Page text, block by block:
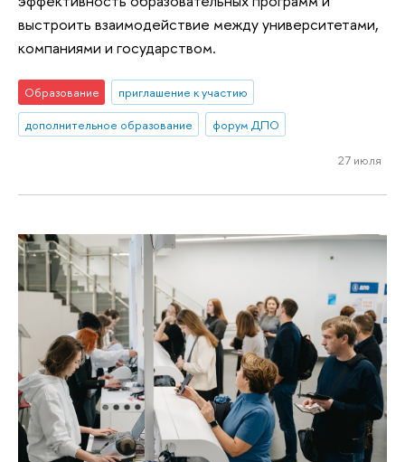
выстроить взаимодействие между университетами,
компаниями и государством.
Образование
приглашение к участию
дополнительное образование
форум ДПО
27 июля